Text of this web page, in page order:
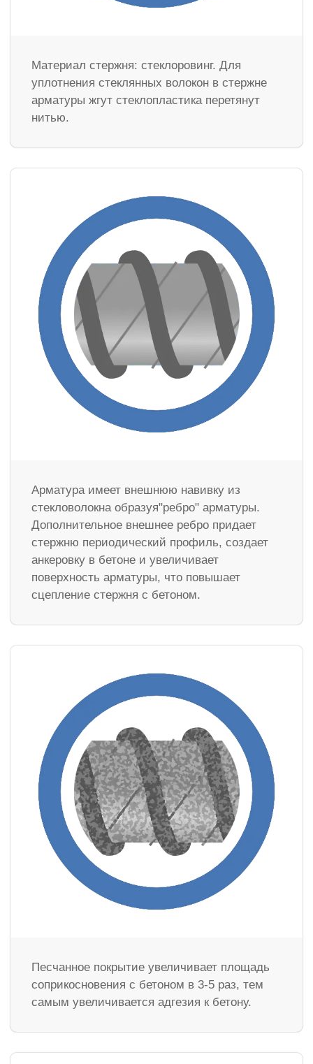
Материал стержня: стеклоровинг. Для
уплотнения стеклянных волокон в стержне
арматуры жгут стеклопластика перетянут
нитью.
Арматура имеет внешнюю навивку из
стекловолокна образуя"ребро" арматуры.
Дополнительное внешнее ребро придает
стержню периодический профиль, создает
анкеровку в бетоне и увеличивает
поверхность арматуры, что повышает
сцепление стержня с бетоном.
Песчанное покрытие увеличивает площадь
соприкосновения с бетоном в 3-5 раз, тем
самым увеличивается адгезия к бетону.